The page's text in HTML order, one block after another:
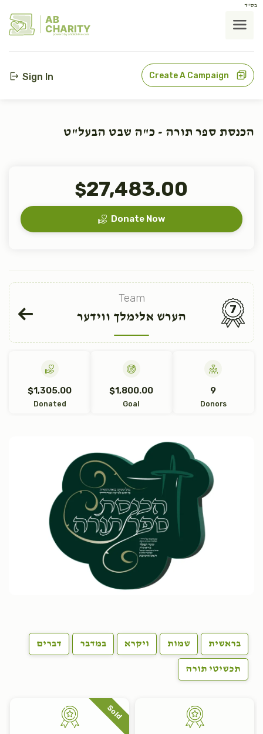
בס"ד
AB
CHARITY
powerd by ahblicklive.com
Sign In Create A Campaign
הכנסת ספר תורה - כ"ה שבט הבעל"ט
$27,483.00
Donate Now
Team
הערש אלימלך ווידער
7
$1,305.00
Donated
$1,800.00
Goal
9
Donors
בראשית שמות ויקרא במדבר דברים
תכשיטי תורה
Sold